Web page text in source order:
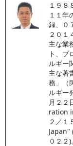
１９８
１１年
録、０
２０１
主な業
ト、
ルギー
主な著
務」（
ルギー
月２２
ration
２／
Japan"
０２２)。